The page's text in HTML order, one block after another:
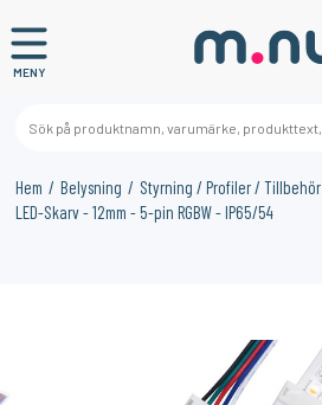
MENY
Hem Belysning Styrning / Profiler / Tillbehör
LED-Skarv - 12mm - 5-pin RGBW - IP65/54